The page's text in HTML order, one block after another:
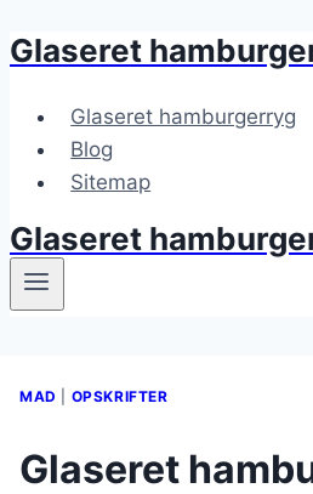
Fortsæt
indhold
Glaseret
Glaseret hamburgerryg
Blog
Sitemap
Glaseret
MAD OPSKRIFTER
Glaseret